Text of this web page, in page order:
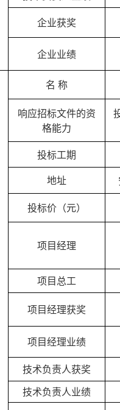
企业获奖
企业业绩
名 称
响应招标文件的资
格能力
投标工期
地址
投标价（元）
项目经理
项目总工
项目经理获奖
项目经理业绩
技术负责人获奖
技术负责人业绩